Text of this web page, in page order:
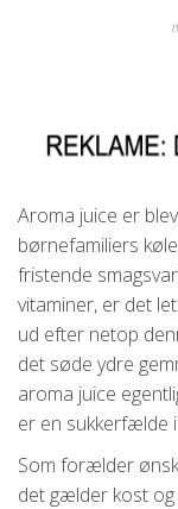
Aroma juice er
børnefamiliers
fristende
vitaminer, er det
ud efter netop
det søde ydre
aroma juice
er en sukkerfælde
Som forælder
det gælder kost